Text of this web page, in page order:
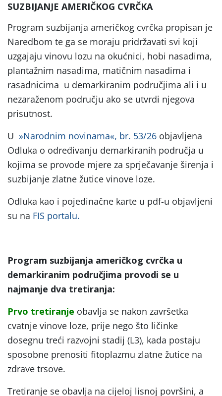
SUZBIJANJE AMERIČKOG CVRČKA
Program suzbijanja američkog cvrčka propisan je
Naredbom te ga se moraju pridržavati svi koji
uzgajaju vinovu lozu na okućnici, hobi nasadima,
plantažnim nasadima, matičnim nasadima i
rasadnicima u demarkiranim područjima ali i u
nezaraženom području ako se utvrdi njegova
prisutnost.
U »Narodnim novinama«, br. 53/26 objavljena
Odluka o određivanju demarkiranih područja u
kojima se provode mjere za sprječavanje širenja i
suzbijanje zlatne žutice vinove loze.
Odluka kao i pojedinačne karte u pdf-u objavljeni
su na FIS portalu.
Program suzbijanja američkog cvrčka u
demarkiranim područjima provodi se u
najmanje dva tretiranja:
Prvo tretiranje obavlja se nakon završetka
cvatnje vinove loze, prije nego što ličinke
dosegnu treći razvojni stadij (L3), kada postaju
sposobne prenositi fitoplazmu zlatne žutice na
zdrave trsove.
Tretiranje se obavlja na cijeloj lisnoj površini, a